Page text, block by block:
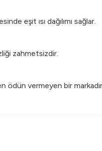
eşit ısı dağılımı sağlar.
zahmetsizdir.
vermeyen bir